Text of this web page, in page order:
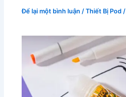
Để lại một bình luận /Thiết Bị Pod